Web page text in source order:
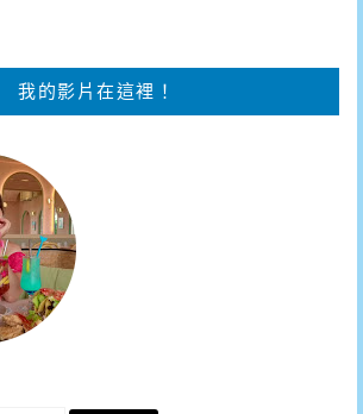
我的影片在這裡！